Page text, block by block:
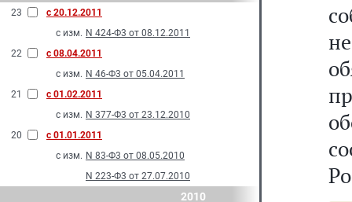
23
с 20.12.2011
с изм. N 424-Ф3 от 08.12.2011
22
с 08.04.2011
с изм. N 46-Ф3 от 05.04.2011
21
с 01.02.2011
с изм. N 377-Ф3 от 23.12.2010
20
с 01.01.2011
с изм. N 83-Ф3 от 08.05.2010
N 223-Ф3 от 27.07.2010
2010